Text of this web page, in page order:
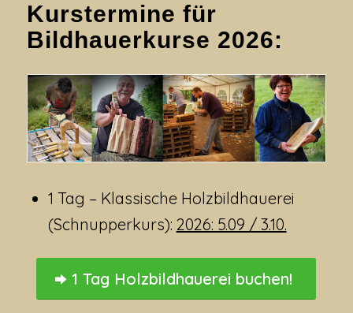
Kurstermine für
Bildhauerkurse 2026:
1 Tag – Klassische Holzbildhauerei
(Schnupperkurs): 2026: 5.09 / 3.10.
1 Tag Holzbildhauerei buchen!